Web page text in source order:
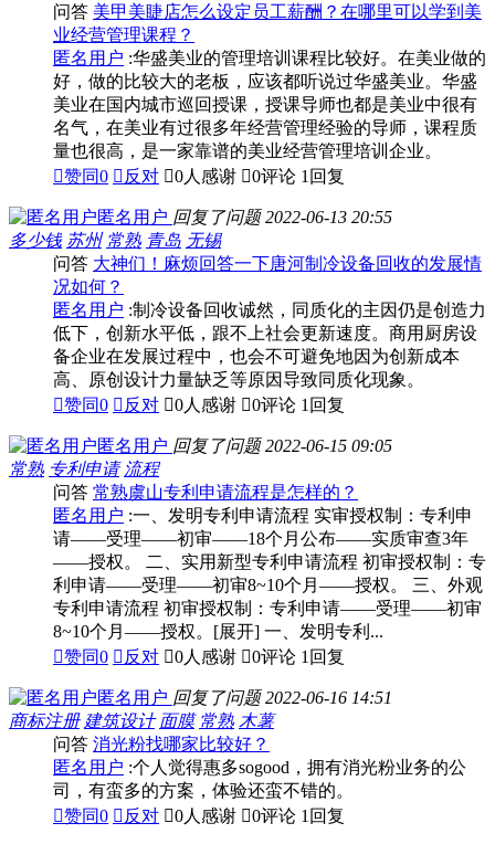
问答 美甲美睫店怎么设定员工薪酬？在哪里可以学到美
业经营管理课程？
匿名用户 :华盛美业的管理培训课程比较好。在美业做的
好，做的比较大的老板，应该都听说过华盛美业。华盛
美业在国内城市巡回授课，授课导师也都是美业中很有
名气，在美业有过很多年经营管理经验的导师，课程质
量也很高，是一家靠谱的美业经营管理培训企业。
赞同0  反对 0人感谢 0评论 1回复
匿名用户 回复了问题 2022-06-13 20:55
多少钱 苏州 常熟 青岛 无锡
问答 大神们！麻烦回答一下唐河制冷设备回收的发展情
况如何？
匿名用户 :制冷设备回收诚然，同质化的主因仍是创造力
低下，创新水平低，跟不上社会更新速度。商用厨房设
备企业在发展过程中，也会不可避免地因为创新成本
高、原创设计力量缺乏等原因导致同质化现象。
赞同0  反对 0人感谢 0评论 1回复
匿名用户 回复了问题 2022-06-15 09:05
常熟 专利申请 流程
问答 常熟虞山专利申请流程是怎样的？
匿名用户 :一、发明专利申请流程 实审授权制：专利申
请——受理——初审——18个月公布——实质审查3年
——授权。 二、实用新型专利申请流程 初审授权制：专
利申请——受理——初审8~10个月——授权。 三、外观
专利申请流程 初审授权制：专利申请——受理——初审
8~10个月——授权。[展开] 一、发明专利...
赞同0  反对 0人感谢 0评论 1回复
匿名用户 回复了问题 2022-06-16 14:51
商标注册 建筑设计 面膜 常熟 木薯
问答 消光粉找哪家比较好？
匿名用户 :个人觉得惠多sogood，拥有消光粉业务的公
司，有蛮多的方案，体验还蛮不错的。
赞同0  反对 0人感谢 0评论 1回复